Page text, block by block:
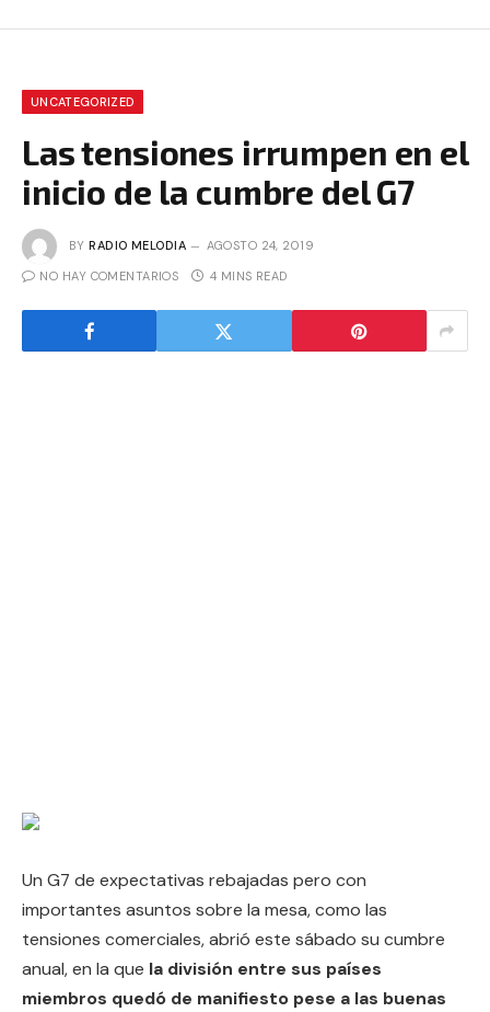
UNCATEGORIZED
Las tensiones irrumpen en el
inicio de la cumbre del G7
BY RADIO MELODIA AGOSTO 24, 2019
NO HAY COMENTARIOS 4 MINS READ
Un G7 de expectativas rebajadas pero con
importantes asuntos sobre la mesa, como las
tensiones comerciales, abrió este sábado su cumbre
anual, en la que la división entre sus países
miembros quedó de manifiesto pese a las buenas